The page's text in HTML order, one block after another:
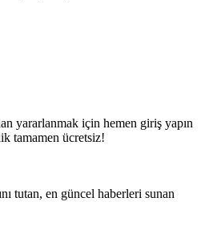
yararlanmak için hemen giriş yapın
tamamen ücretsiz!
tutan, en güncel haberleri sunan